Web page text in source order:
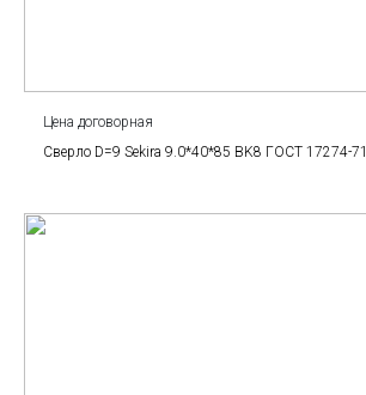
Цена договорная
Сверло D=9 Sekira 9.0*40*85 BK8 ГОСТ 17274-71